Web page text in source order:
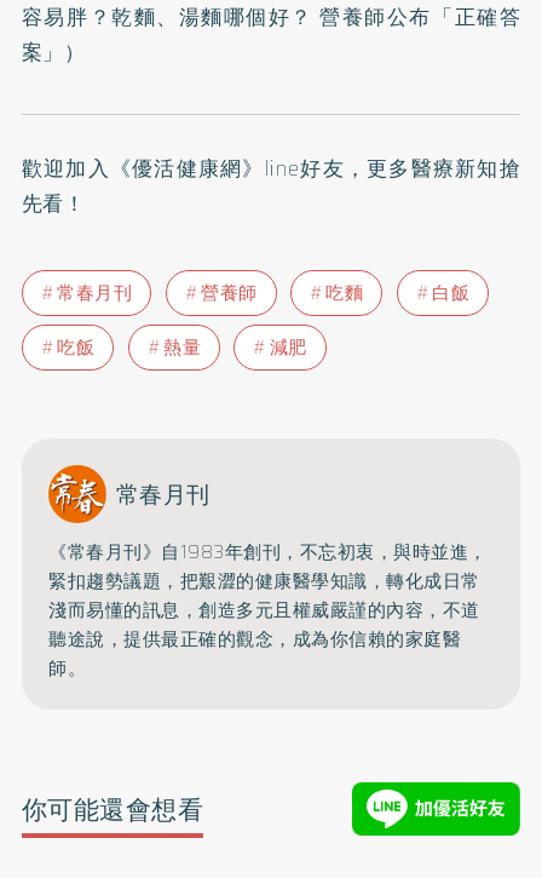
容易胖？乾麵、湯麵哪個好？ 營養師公布「正確答
案」 ）
歡迎加入 《優活健康網》line好友 ，更多醫療新知搶
先看！
常春月刊 營養師 吃麵
白飯
吃飯
熱量 減肥
常春月刊
《常春月刊》自1983年創刊，不忘初衷，與時並進，
緊扣趨勢議題，把艱澀的健康醫學知識，轉化成日常
淺而易懂的訊息，創造多元且權威嚴謹的內容， 不道
聽途說，提供最正確的觀念，成為你信賴的家庭醫
師。
你可能還會想看